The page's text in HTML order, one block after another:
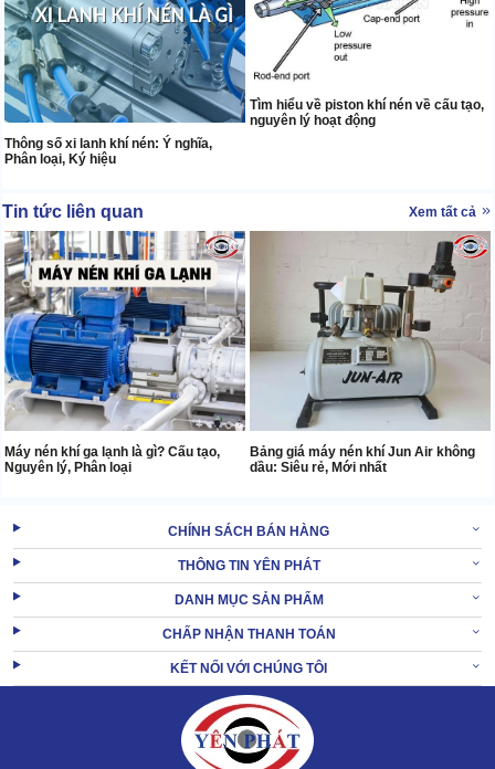
Thông số xi lanh khí nén: Ý nghĩa,
Phân loại, Ký hiệu
Tìm hiểu về piston khí nén về cấu tạo,
nguyên lý hoạt động
Tin tức liên quan Xem tất cả
Máy nén khí ga lạnh là gì? Cấu tạo,
Nguyên lý, Phân loại
Bảng giá máy nén khí Jun Air không
dầu: Siêu rẻ, Mới nhất
CHÍNH SÁCH BÁN HÀNG
THÔNG TIN YÊN PHÁT
DANH MỤC SẢN PHẨM
CHẤP NHẬN THANH TOÁN
KẾT NỐI VỚI CHÚNG TÔI